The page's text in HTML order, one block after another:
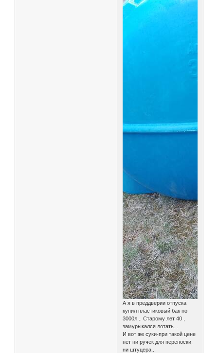
А я в преддверии отпуска
купил пластиковый бак но
3000л... Старому лет 40 ,
замурыкался лотать...
И вот же суки-при такой цене
нет ни ручек для переноски,
ни штуцера...